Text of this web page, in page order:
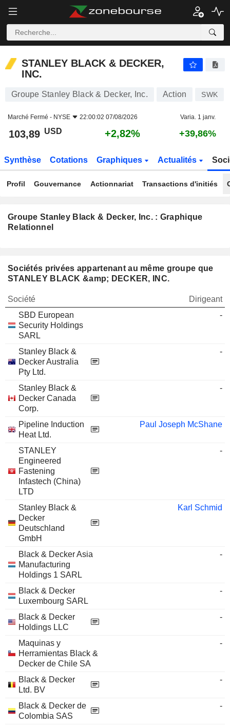
STANLEY BLACK & DECKER,
INC.
Groupe Stanley Black & Decker, Inc. Action SWK
Marché Fermé - NYSE 22:00:02 07/08/2026 Varia. 1 janv.
103,89 USD +2,82% +39,86%
Synthèse Cotations Graphiques Actualités
Profil Gouvernance Actionnariat Transactions d'initiés
Groupe Stanley Black & Decker, Inc. : Graphique
Relationnel
Sociétés privées appartenant au même groupe que
STANLEY BLACK &amp; DECKER, INC.
Société
Dirigeant
SBD European
Security Holdings
SARL
-
Stanley Black &
Decker Australia
Pty Ltd.
-
Stanley Black &
Decker Canada
Corp.
-
Pipeline Induction
Heat Ltd.
Paul Joseph McShane
STANLEY
Engineered
Fastening
Infastech (China)
LTD
-
Stanley Black &
Decker
Deutschland
GmbH
Karl Schmid
Black & Decker Asia
Manufacturing
Holdings 1 SARL
-
Black & Decker
Luxembourg SARL
-
Black & Decker
Holdings LLC
-
Maquinas y
Herramientas Black &
Decker de Chile SA
-
Black & Decker
Ltd. BV
-
Black & Decker de
Colombia SAS
-